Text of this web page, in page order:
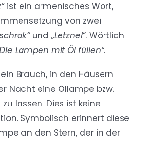
ist ein armenisches Wort,
von zwei
und„Letznel“. Wörtlich
Lampen mit Öl füllen“.
Brauch, in den Häusern
Nacht eine Öllampe bzw.
lassen. Dies ist keine
Symbolisch erinnert diese
an den Stern, der in der